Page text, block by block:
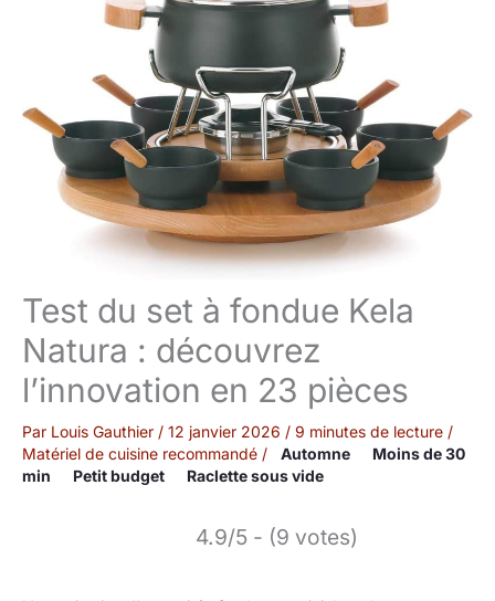
Test du set à fondue Kela
Natura : découvrez
l’innovation en 23 pièces
Par Louis Gauthier / 12 janvier 2026 / 9 minutes de lecture /
Matériel de cuisine recommandé / Automne
Moins de 30
min
Petit budget Raclette sous vide
4.9/5 - (9 votes)